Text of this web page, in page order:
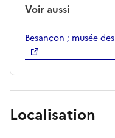
Voir aussi
Besançon ; musée
Localisation